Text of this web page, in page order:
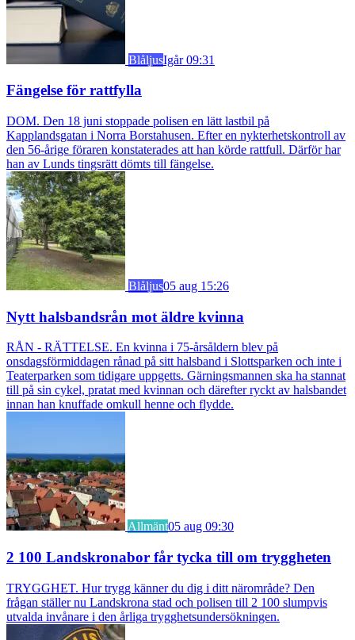
BlåljusIgår 09:31
Fängelse för rattfylla
DOM. Den 18 juni stoppade polisen en lätt lastbil på
Kapplandsgatan i Norra Borstahusen. Efter en nykterhetskontroll av
den 56-årige föraren konstaterades att han körde rattfull. Därför har
han av Lunds tingsrätt dömts till fängelse.
Blåljus05 aug 15:26
Nytt halsbandsrån mot äldre kvinna
RÅN - RÄTTELSE. En kvinna i 75-årsåldern blev på
onsdagsförmiddagen rånad på sitt halsband i Slottsparken och inte i
Teaterparken som tidigare uppgetts. Gärningsmannen ska ha stannat
till på sin cykel, pratat med kvinnan och därefter ryckt av halsbandet
innan han knuffade omkull henne och flydde.
Allmänt05 aug 09:30
2 100 Landskronabor får tycka till om tryggheten
TRYGGHET. Hur trygg känner du dig i ditt närområde? Den
frågan ställer nu Landskrona stad och polisen till 2 100 slumpvis
utvalda invånare i den årliga trygghetsundersökningen.